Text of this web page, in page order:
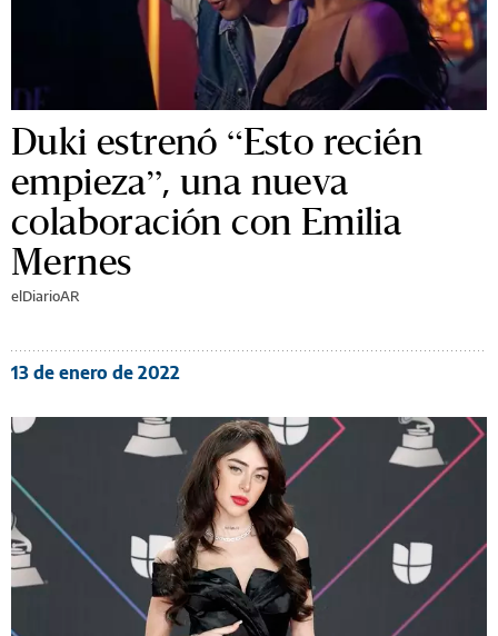
Duki estrenó “Esto recién
empieza”, una nueva
colaboración con Emilia
Mernes
elDiarioAR
13 de enero de 2022